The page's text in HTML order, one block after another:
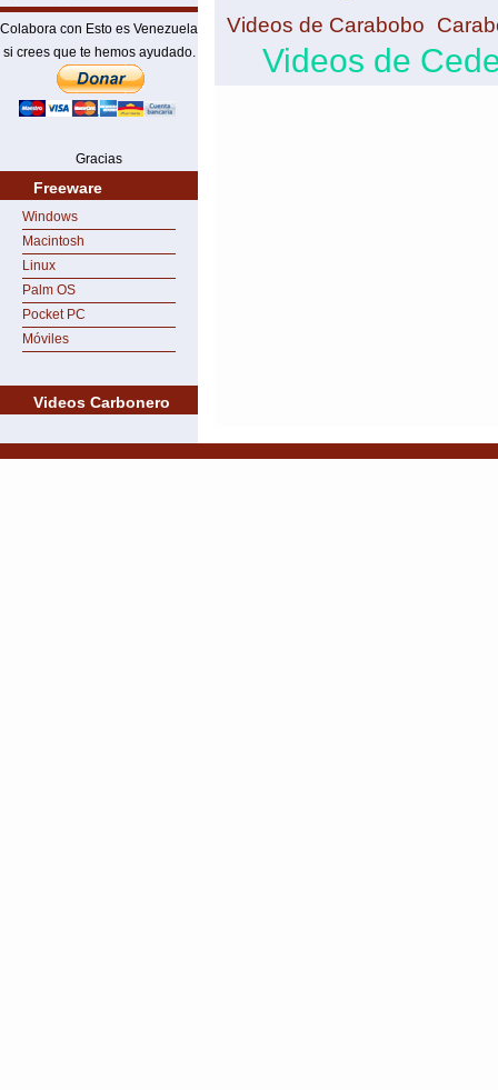
Colabora con Esto es Venezuela
si crees que te hemos ayudado.
Gracias
Freeware
Windows
Macintosh
Linux
Palm OS
Pocket PC
Móviles
Videos Carbonero
Videos de Carabobo
Videos de